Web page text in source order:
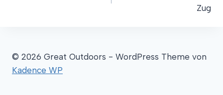
Zug
© 2026 Great Outdoors - WordPress Theme von
Kadence WP